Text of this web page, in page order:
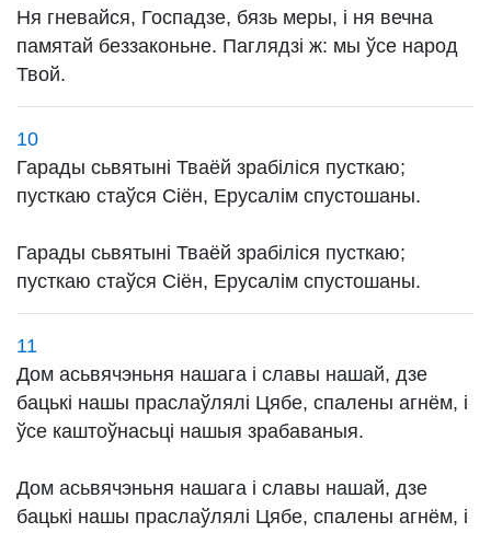
Ня гневайся, Госпадзе, бязь меры, і ня вечна
памятай беззаконьне. Паглядзі ж: мы ўсе народ
Твой.
10
Гарады сьвятыні Тваёй зрабіліся пусткаю;
пусткаю стаўся Сіён, Ерусалім спустошаны.
Гарады сьвятыні Тваёй зрабіліся пусткаю;
пусткаю стаўся Сіён, Ерусалім спустошаны.
11
Дом асьвячэньня нашага і славы нашай, дзе
бацькі нашы праслаўлялі Цябе, спалены агнём, і
ўсе каштоўнасьці нашыя зрабаваныя.
Дом асьвячэньня нашага і славы нашай, дзе
бацькі нашы праслаўлялі Цябе, спалены агнём, і